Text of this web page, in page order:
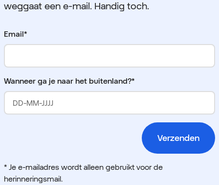
weggaat een e-mail. Handig toch.
Email*
Wanneer ga je naar het buitenland?*
Verzenden
* Je e-mailadres wordt alleen gebruikt voor de
herinneringsmail.